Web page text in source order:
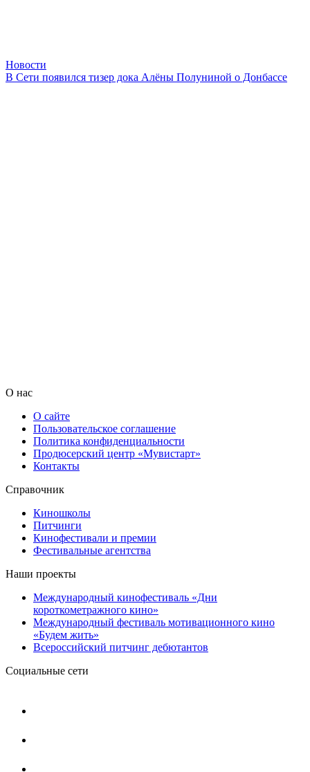
Новости
В Сети появился тизер дока Алёны Полуниной о Донбассе
О нас
О сайте
Пользовательское соглашение
Политика конфиденциальности
Продюсерский центр «Мувистарт»
Контакты
Справочник
Киношколы
Питчинги
Кинофестивали и премии
Фестивальные агентства
Наши проекты
Международный кинофестиваль «Дни
короткометражного кино»
Международный фестиваль мотивационного кино
«Будем жить»
Всероссийский питчинг дебютантов
Социальные сети